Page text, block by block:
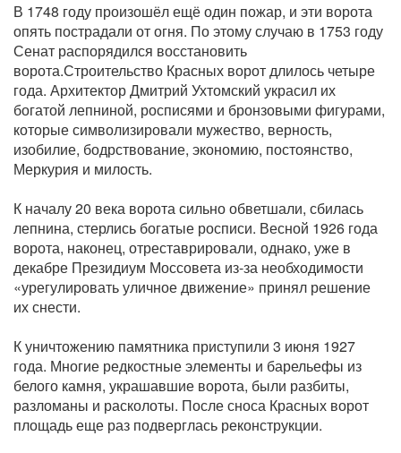
В 1748 году произошёл ещё один пожар, и эти ворота
опять пострадали от огня. По этому случаю в 1753 году
Сенат распорядился восстановить
ворота.Строительство Красных ворот длилось четыре
года. Архитектор Дмитрий Ухтомский украсил их
богатой лепниной, росписями и бронзовыми фигурами,
которые символизировали мужество, верность,
изобилие, бодрствование, экономию, постоянство,
Меркурия и милость.
К началу 20 века ворота сильно обветшали, сбилась
лепнина, стерлись богатые росписи. Весной 1926 года
ворота, наконец, отреставрировали, однако, уже в
декабре Президиум Моссовета из-за необходимости
«урегулировать уличное движение» принял решение
их снести.
К уничтожению памятника приступили 3 июня 1927
года. Многие редкостные элементы и барельефы из
белого камня, украшавшие ворота, были разбиты,
разломаны и расколоты. После сноса Красных ворот
площадь еще раз подверглась реконструкции.